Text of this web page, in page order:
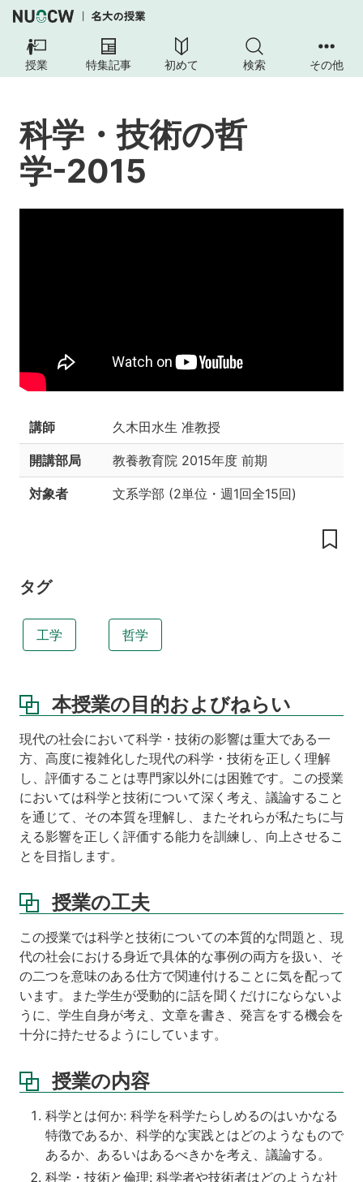
授業 特集記事 初めて 検索 その他
学・
技
学-2015
授
い
工
教
課
履
修
条
件
講
ビ
オ
績
評
価
科学・技術の哲
学-2015
講師 久木田水生 准教授
開講部局 教養教育院 2015年度 前期
対象者 文系学部 (2単位 ・ 週1回全15回)
タグ
工学 哲学
本授業の目的およびねらい
現代の社会において科学・技術の影響は重大である一
方、高度に複雑化した現代の科学・技術を正しく理解
し、評価することは専門家以外には困難です。この授業
においては科学と技術について深く考え、議論すること
を通じて、その本質を理解し、またそれらが私たちに与
える影響を正しく評価する能力を訓練し、向上させるこ
とを目指します。
授業の工夫
この授業では科学と技術についての本質的な問題と、現
代の社会における身近で具体的な事例の両方を扱い、そ
の二つを意味のある仕方で関連付けることに気を配って
います。また学生が受動的に話を聞くだけにならないよ
うに、学生自身が考え、文章を書き、発言をする機会を
十分に持たせるようにしています。
授業の内容
科学とは何か: 科学を科学たらしめるのはいかなる
特徴であるか、科学的な実践とはどのようなもので
あるか、あるいはあるべきかを考え、議論する。
科学・技術と倫理: 科学者や技術者はどのような社